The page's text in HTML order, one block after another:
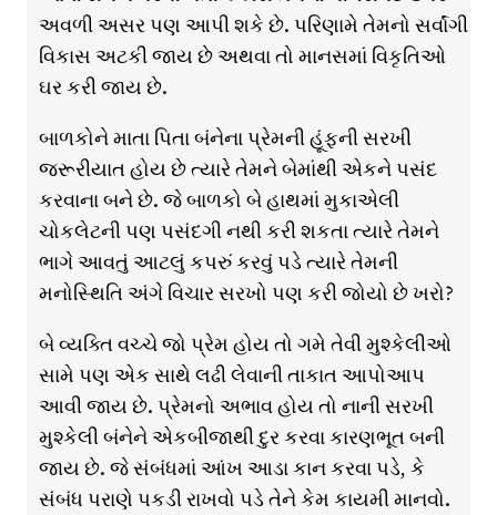
અવળી અસર પણ આપી શકે છે. પરિણામે તેમનો સર્વાંગી
વિકાસ અટકી જાય છે અથવા તો માનસમાં વિકૃતિઓ
ઘર કરી જાય છે.
બાળકોને માતા પિતા બંનેના પ્રેમની હૂંફની સરખી
જરૂરીયાત હોય છે ત્યારે તેમને બેમાંથી એકને પસંદ
કરવાના બને છે. જે બાળકો બે હાથમાં મુકાએલી
ચોકલેટની પણ પસંદગી નથી કરી શકતા ત્યારે તેમને
ભાગે આવતું આટલું કપરું કરવું પડે ત્યારે તેમની
મનોસ્થિતિ અંગે વિચાર સરખો પણ કરી જોયો છે ખરો?
બે વ્યક્તિ વચ્ચે જો પ્રેમ હોય તો ગમે તેવી મુશ્કેલીઓ
સામે પણ એક સાથે લઢી લેવાની તાકાત આપોઆપ
આવી જાય છે. પ્રેમનો અભાવ હોય તો નાની સરખી
મુશ્કેલી બંનેને એકબીજાથી દુર કરવા કારણભૂત બની
જાય છે. જે સંબંધમાં આંખ આડા કાન કરવા પડે, કે
સંબંધ પરાણે પકડી રાખવો પડે તેને કેમ કાયમી માનવો.